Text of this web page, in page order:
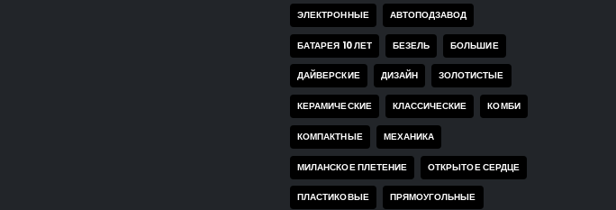
ЭЛЕКТРОННЫЕ АВТОПОДЗАВОД
БАТАРЕЯ 10 ЛЕТ БЕЗЕЛЬ БОЛЬШИЕ
ДАЙВЕРСКИЕ ДИЗАЙН ЗОЛОТИСТЫЕ
КЕРАМИЧЕСКИЕ КЛАССИЧЕСКИЕ КОМБИ
КОМПАКТНЫЕ МЕХАНИКА
МИЛАНСКОЕ ПЛЕТЕНИЕ ОТКРЫТОЕ СЕРДЦЕ
ПЛАСТИКОВЫЕ ПРЯМОУГОЛЬНЫЕ